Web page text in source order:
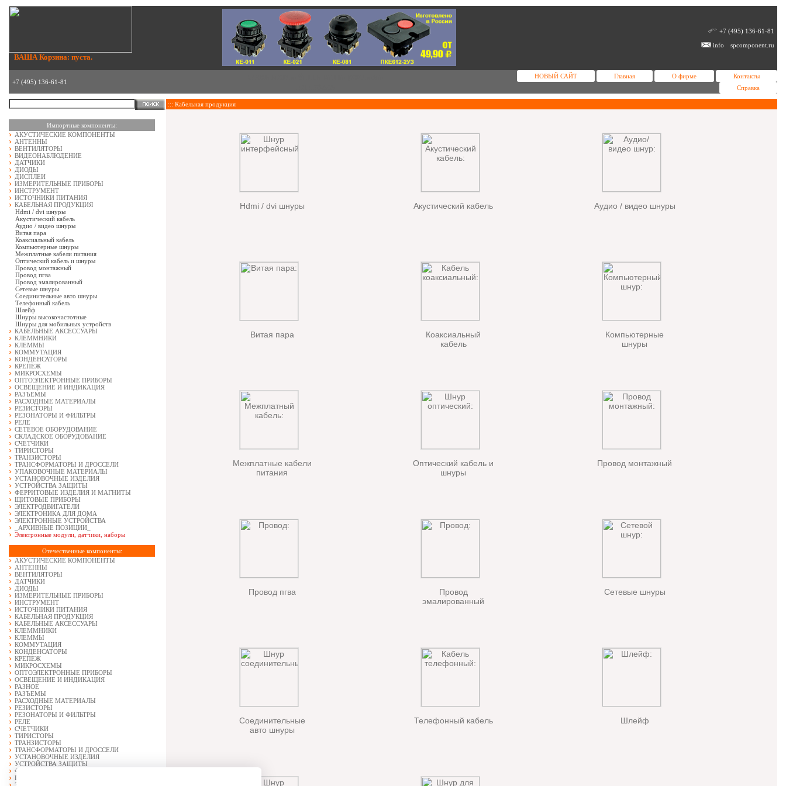
ВАША Корзина: пуста.
+7 (495) 136-61-81
info
spcomponent.ru
+7 (495) 136-61-81
НОВЫЙ САЙТ Главная О фирме
Контакты
Справка
Импортные компоненты:
АКУСТИЧЕСКИЕ КОМПОНЕНТЫ
АНТЕННЫ
ВЕНТИЛЯТОРЫ
ВИДЕОНАБЛЮДЕНИЕ
ДАТЧИКИ
ДИОДЫ
ДИСПЛЕИ
ИЗМЕРИТЕЛЬНЫЕ ПРИБОРЫ
ИНСТРУМЕНТ
ИСТОЧНИКИ ПИТАНИЯ
КАБЕЛЬНАЯ ПРОДУКЦИЯ
Hdmi / dvi шнуры
Акустический кабель
Аудио / видео шнуры
Витая пара
Коаксиальный кабель
Компьютерные шнуры
Межплатные кабели питания
Оптический кабель и шнуры
Провод монтажный
Провод пгва
Провод эмалированный
Сетевые шнуры
Соединительные авто шнуры
Телефонный кабель
Шлейф
Шнуры высокочастотные
Шнуры для мобильных устройств
КАБЕЛЬНЫЕ АКСЕССУАРЫ
КЛЕММНИКИ
КЛЕММЫ
КОММУТАЦИЯ
КОНДЕНСАТОРЫ
КРЕПЕЖ
МИКРОСХЕМЫ
ОПТОЭЛЕКТРОННЫЕ ПРИБОРЫ
ОСВЕЩЕНИЕ И ИНДИКАЦИЯ
РАЗЪЕМЫ
РАСХОДНЫЕ МАТЕРИАЛЫ
РЕЗИСТОРЫ
РЕЗОНАТОРЫ И ФИЛЬТРЫ
РЕЛЕ
СЕТЕВОЕ ОБОРУДОВАНИЕ
СКЛАДСКОЕ ОБОРУДОВАНИЕ
СЧЕТЧИКИ
ТИРИСТОРЫ
ТРАНЗИСТОРЫ
ТРАНСФОРМАТОРЫ И ДРОССЕЛИ
УПАКОВОЧНЫЕ МАТЕРИАЛЫ
УСТАНОВОЧНЫЕ ИЗДЕЛИЯ
УСТРОЙСТВА ЗАЩИТЫ
ФЕРРИТОВЫЕ ИЗДЕЛИЯ И МАГНИТЫ
ЩИТОВЫЕ ПРИБОРЫ
ЭЛЕКТРОДВИГАТЕЛИ
ЭЛЕКТРОНИКА ДЛЯ ДОМА
ЭЛЕКТРОННЫЕ УСТРОЙСТВА
_АРХИВНЫЕ ПОЗИЦИИ_
Электронные модули, датчики, наборы
Отечественные компоненты:
АКУСТИЧЕСКИЕ КОМПОНЕНТЫ
АНТЕННЫ
ВЕНТИЛЯТОРЫ
ДАТЧИКИ
ДИОДЫ
ИЗМЕРИТЕЛЬНЫЕ ПРИБОРЫ
ИНСТРУМЕНТ
ИСТОЧНИКИ ПИТАНИЯ
КАБЕЛЬНАЯ ПРОДУКЦИЯ
КАБЕЛЬНЫЕ АКСЕССУАРЫ
КЛЕММНИКИ
КЛЕММЫ
КОММУТАЦИЯ
КОНДЕНСАТОРЫ
КРЕПЕЖ
МИКРОСХЕМЫ
ОПТОЭЛЕКТРОННЫЕ ПРИБОРЫ
ОСВЕЩЕНИЕ И ИНДИКАЦИЯ
РАЗНОЕ
РАЗЪЕМЫ
РАСХОДНЫЕ МАТЕРИАЛЫ
РЕЗИСТОРЫ
РЕЗОНАТОРЫ И ФИЛЬТРЫ
РЕЛЕ
СЧЕТЧИКИ
ТИРИСТОРЫ
ТРАНЗИСТОРЫ
ТРАНСФОРМАТОРЫ И ДРОССЕЛИ
УСТАНОВОЧНЫЕ ИЗДЕЛИЯ
УСТРОЙСТВА ЗАЩИТЫ
ФЕРРИТОВЫЕ ИЗДЕЛИЯ И МАГНИТЫ
ЩИТОВЫЕ ПРИБОРЫ
::: Кабельная продукция
Hdmi / dvi шнуры Акустический кабель Аудио / видео шнуры
Витая пара
Коаксиальный
кабель
Компьютерные
шнуры
Межплатные кабели
питания
Оптический кабель и
шнуры
Провод монтажный
Провод пгва
Провод
эмалированный
Сетевые шнуры
Соединительные
авто шнуры
Телефонный кабель Шлейф